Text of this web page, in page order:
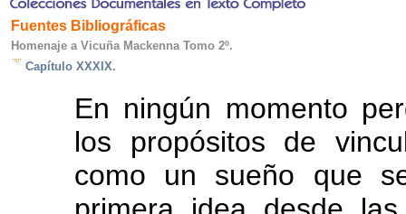
Fuentes Bibliográficas
Homenaje a Vicuña Mackenna Tomo 2º.
Capítulo XXXIX.
En ningún momento
los propósitos de
como un sueño que